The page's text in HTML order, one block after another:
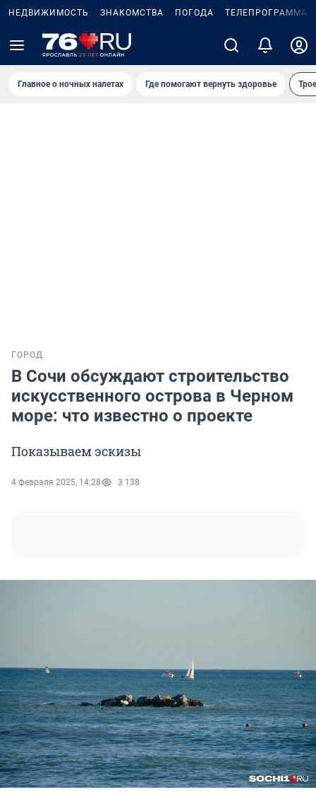
НЕДВИЖИМОСТЬ ЗНАКОМСТВА ПОГОДА ТЕЛЕПРОГРАММА
Главное о ночных налетах Где помогают вернуть здоровье
ГОРОД
В Сочи обсуждают строительство
искусственного острова в Черном
море: что известно о проекте
Показываем эскизы
4 февраля 2025, 14:28 3 138